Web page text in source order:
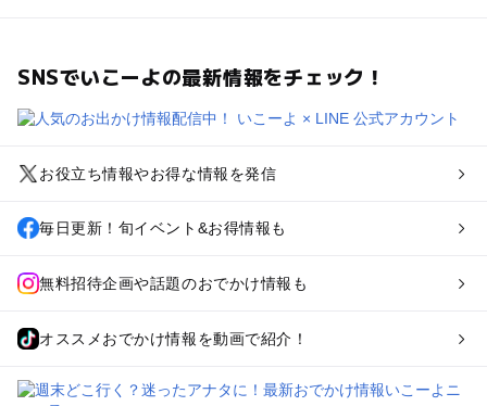
SNSでいこーよの最新情報をチェック！
お役立ち情報やお得な情報を発信
毎日更新！旬イベント&お得情報も
無料招待企画や話題のおでかけ情報も
オススメおでかけ情報を動画で紹介！